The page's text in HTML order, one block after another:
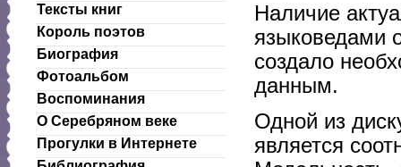
Тексты книг
Король поэтов
Биография
Фотоальбом
Воспоминания
О Серебряном веке
Прогулки в Интернете
Наличие
языковедами
создало
данным.
Одной из
является